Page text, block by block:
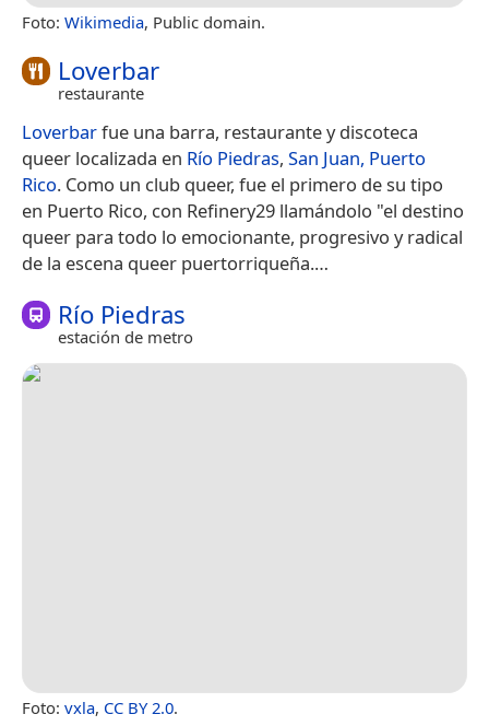
Foto: Wikimedia, Public domain.
Loverbar
restaurante
Loverbarfue una barra, restaurante y discoteca
queer localizada en Río Piedras, San Juan, Puerto
Rico.​ Como un club queer, fue el primero de su tipo
en Puerto Rico,​​ con Refinery29 llamándolo "el destino
queer para todo lo emocionante, progresivo y radical
de la escena queer puertorriqueña.​…
Río Piedras
estación de metro
Foto: vxla, CC BY 2.0.